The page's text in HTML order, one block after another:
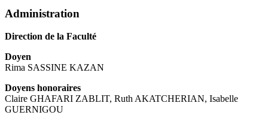
Administration
Direction de la Faculté
Doyen
Rima SASSINE KAZAN
Doyens honoraires
Claire GHAFARI ZABLIT, Ruth AKATCHERIAN, Isabelle
GUERNIGOU